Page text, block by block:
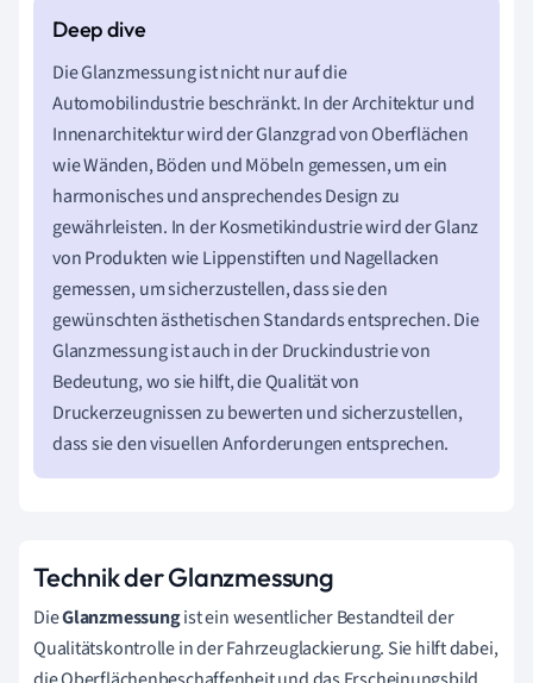
Die Glanzmessung ist nicht nur auf die
Automobilindustrie beschränkt. In der Architektur und
Innenarchitektur wird der Glanzgrad von Oberflächen
wie Wänden, Böden und Möbeln gemessen, um ein
harmonisches und ansprechendes Design zu
gewährleisten. In der Kosmetikindustrie wird der Glanz
von Produkten wie Lippenstiften und Nagellacken
gemessen, um sicherzustellen, dass sie den
gewünschten ästhetischen Standards entsprechen. Die
Glanzmessung ist auch in der Druckindustrie von
Bedeutung, wo sie hilft, die Qualität von
Druckerzeugnissen zu bewerten und sicherzustellen,
dass sie den visuellen Anforderungen entsprechen.
Technik der Glanzmessung
DieGlanzmessungist ein wesentlicher Bestandteil der
Qualitätskontrolle in der Fahrzeuglackierung. Sie hilft dabei,